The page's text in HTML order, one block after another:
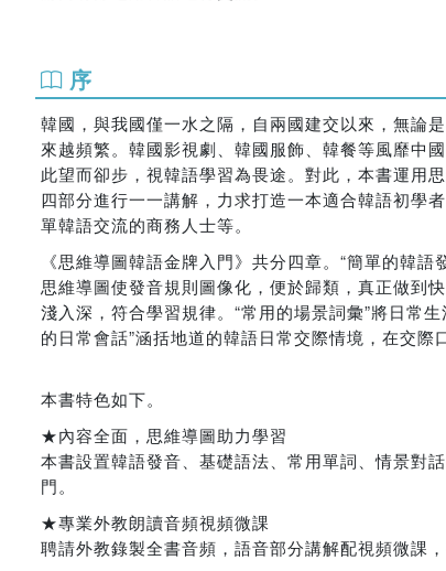
序
韓國，與我國僅一水之隔，自兩國建交以來，無論
來越頻繁。韓國影視劇、韓國服飾、韓餐等風靡中
此望而卻步，視韓語學習為畏途。對此，本書運用
四部分進行一一講解，力求打造一本適合韓語初學
單韓語交流的商務人士等。
《思維導圖韓語金牌入門》共分四章。“簡單的韓
思維導圖使發音規則圖像化，便於歸類，真正做到
淺入深，符合學習規律。“常用的場景詞彙”將日常
的日常會話”涵括地道的韓語日常交際情境，在交際
本書特色如下。
★內容全面，思維導圖助力學習
本書設置韓語發音、基礎語法、常用單詞、情景對
門。
★專業外教朗讀音頻視頻微課
聘請外教錄製全書音頻，語音部分講解配視頻微課